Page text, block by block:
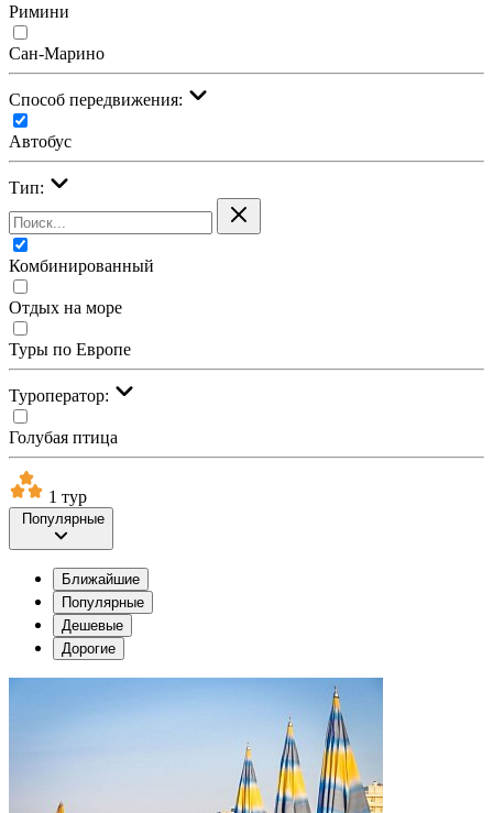
Римини
Сан-Марино
Cпособ передвижения:
Автобус
Тип:
Комбинированный
Отдых на море
Туры по Европе
Туроператор:
Голубая птица
1 тур
Популярные
Ближайшие
Популярные
Дешевые
Дорогие